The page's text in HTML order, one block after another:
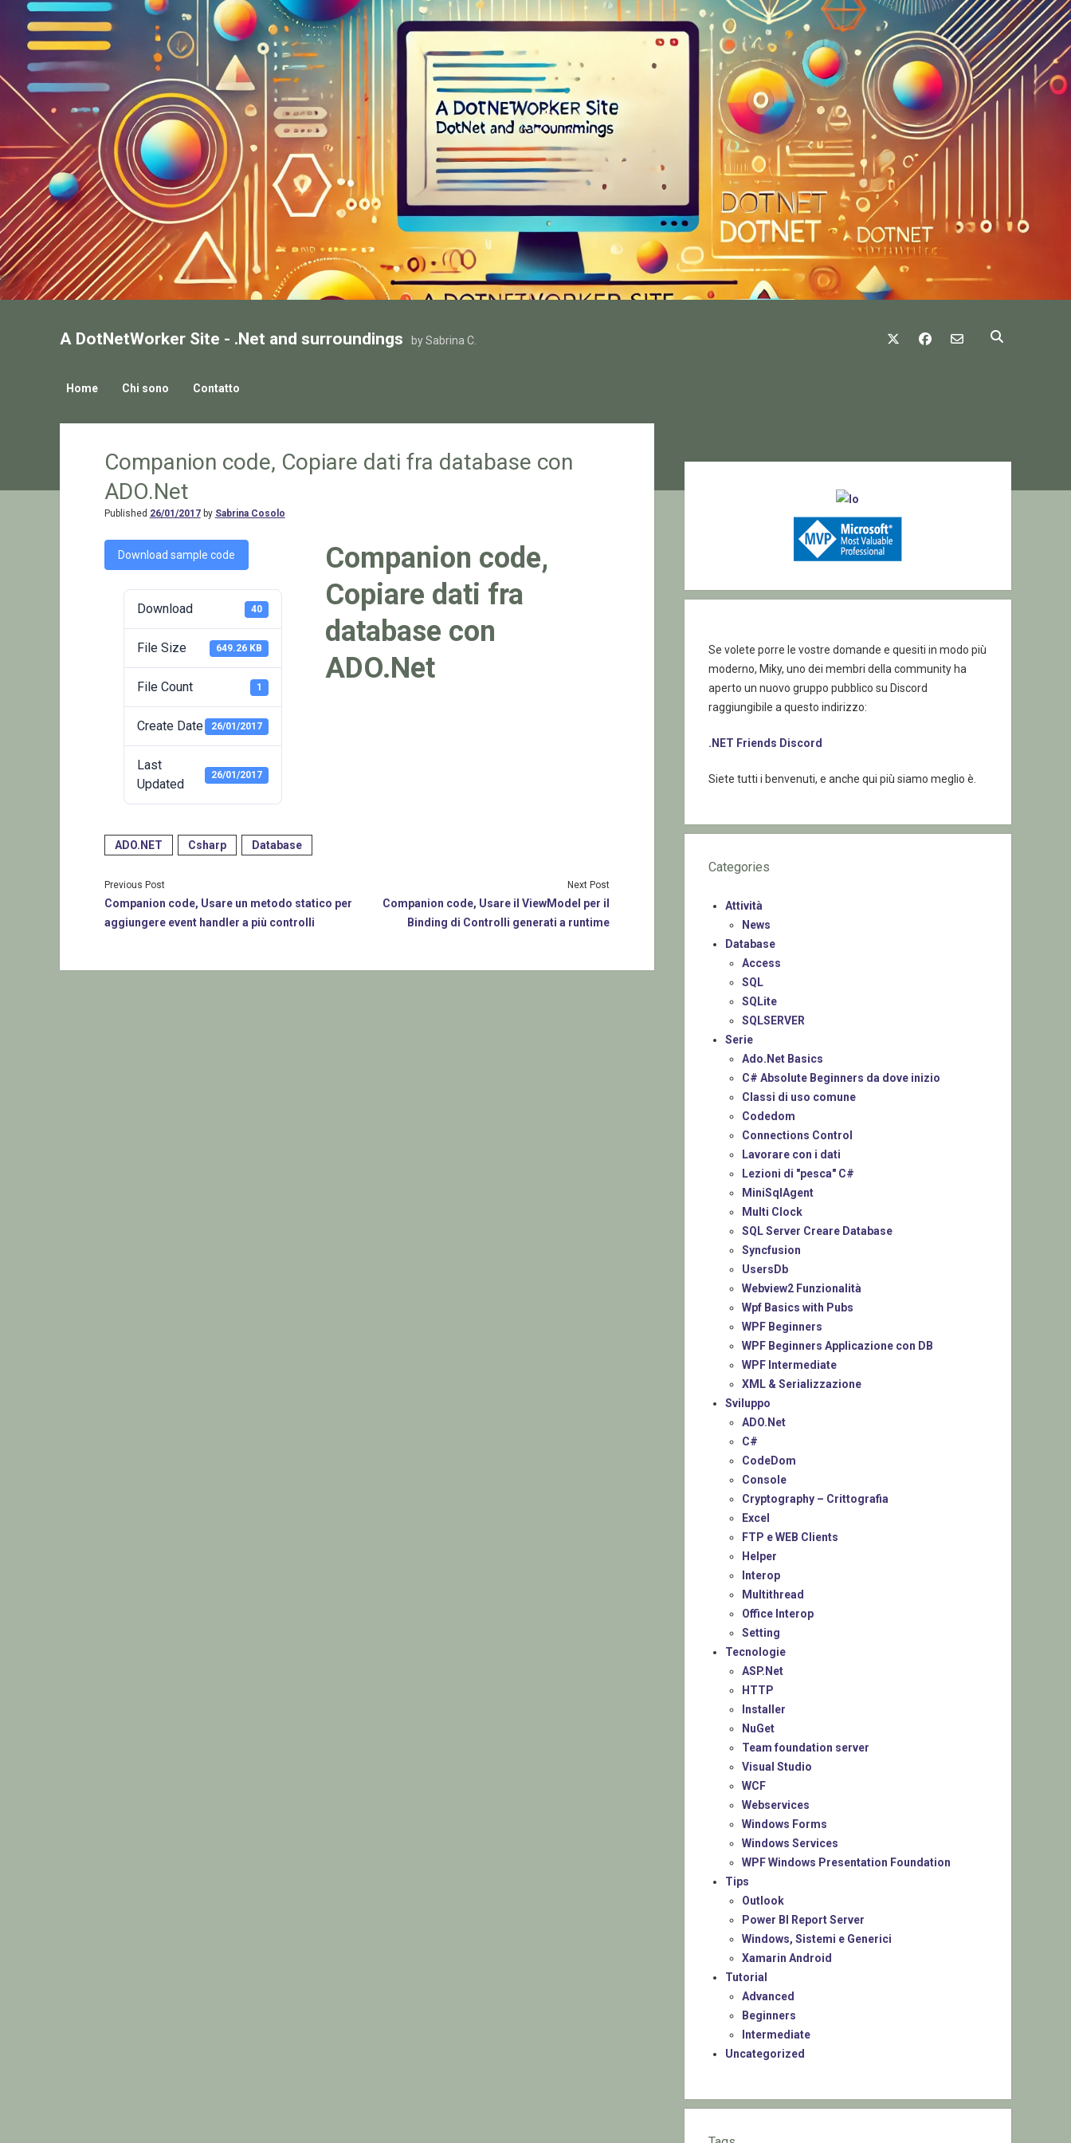
A DotNetWorker Site - .Net and surroundings by Sabrina C.
twitter facebook
email-form
Home Chi sono Contatto
Companion code, Copiare dati fra database con
ADO.Net
Published 26/01/2017by Sabrina Cosolo
Download sample code
Download 40
File Size 649.26 KB
File Count 1
Create Date 26/01/2017
Last
Updated
26/01/2017
Companion code,
Copiare dati fra
database con
ADO.Net
ADO.NET Csharp Database
Previous Post
Companion code, Usare un metodo statico per
aggiungere event handler a più controlli
Next Post
Companion code, Usare il ViewModel per il
Binding di Controlli generati a runtime
Se volete porre le vostre domande e quesiti in modo più
moderno, Miky, uno dei membri della community ha
aperto un nuovo gruppo pubblico su Discord
raggiungibile a questo indirizzo:
.NET Friends Discord
Siete tutti i benvenuti, e anche qui più siamo meglio è.
Categories
Attività
News
Database
Access
SQL
SQLite
SQLSERVER
Serie
Ado.Net Basics
C# Absolute Beginners da dove inizio
Classi di uso comune
Codedom
Connections Control
Lavorare con i dati
Lezioni di "pesca" C#
MiniSqlAgent
Multi Clock
SQL Server Creare Database
Syncfusion
UsersDb
Webview2 Funzionalità
Wpf Basics with Pubs
WPF Beginners
WPF Beginners Applicazione con DB
WPF Intermediate
XML & Serializzazione
Sviluppo
ADO.Net
C#
CodeDom
Console
Cryptography – Crittografia
Excel
FTP e WEB Clients
Helper
Interop
Multithread
Office Interop
Setting
Tecnologie
ASP.Net
HTTP
Installer
NuGet
Team foundation server
Visual Studio
WCF
Webservices
Windows Forms
Windows Services
WPF Windows Presentation Foundation
Tips
Outlook
Power BI Report Server
Windows, Sistemi e Generici
Xamarin Android
Tutorial
Advanced
Beginners
Intermediate
Uncategorized